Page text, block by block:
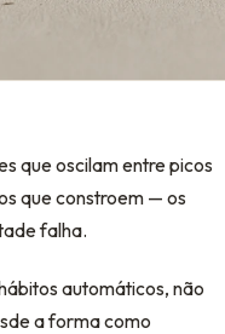
que oscilam entre picos
que constroem — os
falha.
automáticos, não
a forma como